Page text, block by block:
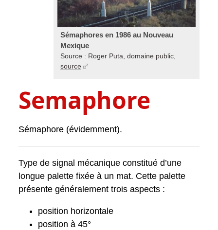
Sémaphores en 1986 au Nouveau
Mexique
Source : Roger Puta, domaine public,
source
Semaphore
Sémaphore (évidemment).
Type de signal mécanique constitué d’une
longue palette fixée à un mat. Cette palette
présente généralement trois aspects :
position horizontale
position à 45°